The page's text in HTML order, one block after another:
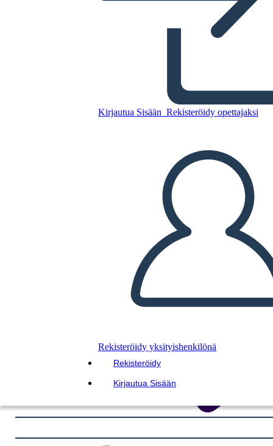
Kirjautua Sisään Rekisteröidy opettajaksi
Rekisteröidy yksityishenkilönä
Rekisteröidy
Kirjautua Sisään
Kopioi tämä kuvakäsikirjoitus
LUO KUVAKÄSIKIRJOITUS
LUE MINULLE